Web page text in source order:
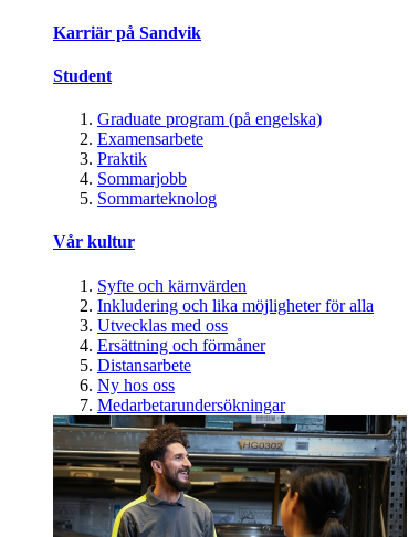
Karriär på Sandvik
Student
Graduate program (på engelska)
Examensarbete
Praktik
Sommarjobb
Sommarteknolog
Vår kultur
Syfte och kärnvärden
Inkludering och lika möjligheter för alla
Utvecklas med oss
Ersättning och förmåner
Distansarbete
Ny hos oss
Medarbetarundersökningar